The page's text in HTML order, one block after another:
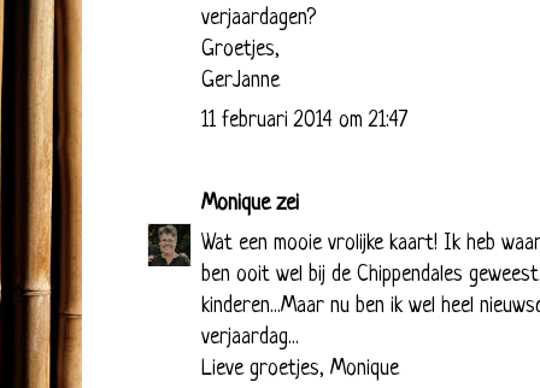
verjaardagen?
Groetjes,
GerJanne
11 februari 2014 om 21:47
Moniquezei
Wat een mooie vrolijke kaart! Ik heb
ben ooit wel bij de Chippendales
kinderen...Maar nu ben ik wel heel
verjaardag...
Lieve groetjes, Monique